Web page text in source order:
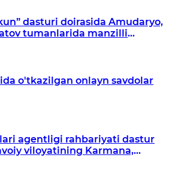
dasturi doirasida Amudaryo,
tumanlarida manzilli
o'tkazilgan onlayn savdolar
agentligi rahbariyati dastur
viloyatining Karmana,